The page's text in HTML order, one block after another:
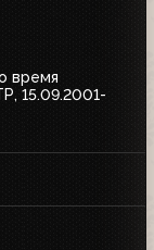
время
15.09.2001-